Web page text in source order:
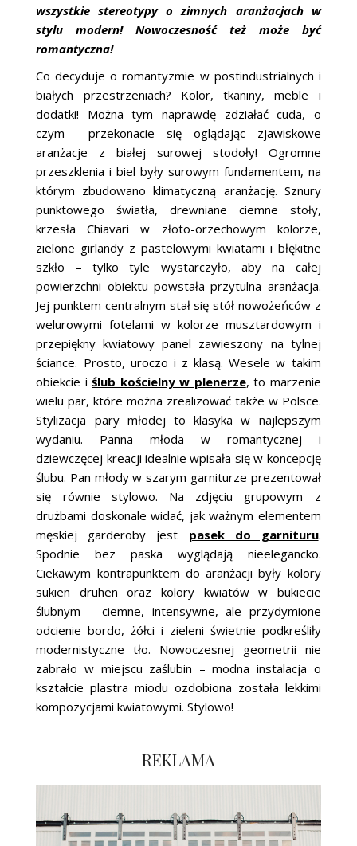
wszystkie stereotypy o zimnych aranżacjach w
stylu modern! Nowoczesność też może być
romantyczna!
Co decyduje o romantyzmie w postindustrialnych i
białych przestrzeniach? Kolor, tkaniny, meble i
dodatki! Można tym naprawdę zdziałać cuda, o
czym przekonacie się oglądając zjawiskowe
aranżacje z białej surowej stodoły! Ogromne
przeszklenia i biel były surowym fundamentem, na
którym zbudowano klimatyczną aranżację. Sznury
punktowego światła, drewniane ciemne stoły,
krzesła Chiavari w złoto-orzechowym kolorze,
zielone girlandy z pastelowymi kwiatami i błękitne
szkło – tylko tyle wystarczyło, aby na całej
powierzchni obiektu powstała przytulna aranżacja.
Jej punktem centralnym stał się stół nowożeńców z
welurowymi fotelami w kolorze musztardowym i
przepiękny kwiatowy panel zawieszony na tylnej
ściance. Prosto, uroczo i z klasą. Wesele w takim
obiekcie iślub kościelny w plenerze, to marzenie
wielu par, które można zrealizować także w Polsce.
Stylizacja pary młodej to klasyka w najlepszym
wydaniu. Panna młoda w romantycznej i
dziewczęcej kreacji idealnie wpisała się w koncepcję
ślubu. Pan młody w szarym garniturze prezentował
się równie stylowo. Na zdjęciu grupowym z
drużbami doskonale widać, jak ważnym elementem
męskiej garderoby jest pasek do garnituru.
Spodnie bez paska wyglądają nieelegancko.
Ciekawym kontrapunktem do aranżacji były kolory
sukien druhen oraz kolory kwiatów w bukiecie
ślubnym – ciemne, intensywne, ale przydymione
odcienie bordo, żółci i zieleni świetnie podkreśliły
modernistyczne tło. Nowoczesnej geometrii nie
zabrało w miejscu zaślubin – modna instalacja o
kształcie plastra miodu ozdobiona została lekkimi
kompozycjami kwiatowymi. Stylowo!
REKLAMA